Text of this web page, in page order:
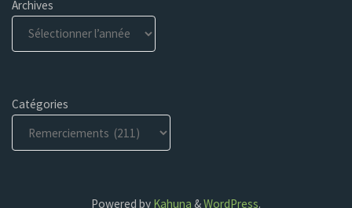
Archives
Catégories
Powered by Kahuna &WordPress.